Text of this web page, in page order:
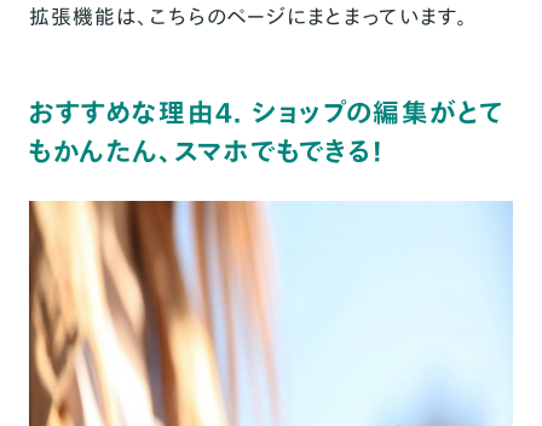
拡張機能は、 こちらのページにまとまっています。
おすすめな理由4. ショップの編集がとて
もかんたん、スマホでもできる！